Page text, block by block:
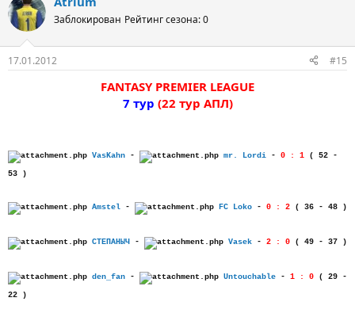
Заблокирован Рейтинг сезона: 0
17.01.2012 #15
FANTASY PREMIER LEAGUE
7 тур (22 тур АПЛ)
VasKahn - mr. Lordi - 0 : 1 ( 52 -
53 )
Amstel - FC Loko - 0 : 2 ( 36 - 48 )
СТЕПАНЫЧ - Vasek - 2 : 0 ( 49 - 37 )
den_fan - Untouchable - 1 : 0 ( 29 -
22 )